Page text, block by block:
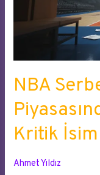
NBA
Kritik
Ahmet Yıldız